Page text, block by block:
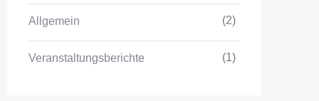
Allgemein (2)
Veranstaltungsberichte (1)
Datenschutz
Cookie-Richtlinie (EU)